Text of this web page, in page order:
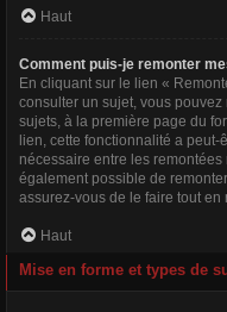
Haut
Comment puis-je remonter
En cliquant sur le lien «
consulter un sujet, vous
sujets, à la première page du
lien, cette fonctionnalité a peut-
nécessaire entre les remontées
également possible de
assurez-vous de le faire tout
Haut
Mise en forme et types de